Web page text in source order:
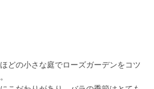
どの小さな庭でローズガーデンをコツ